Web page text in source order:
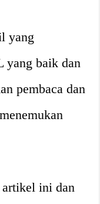
yang
yang baik dan
pembaca dan
artikel ini dan